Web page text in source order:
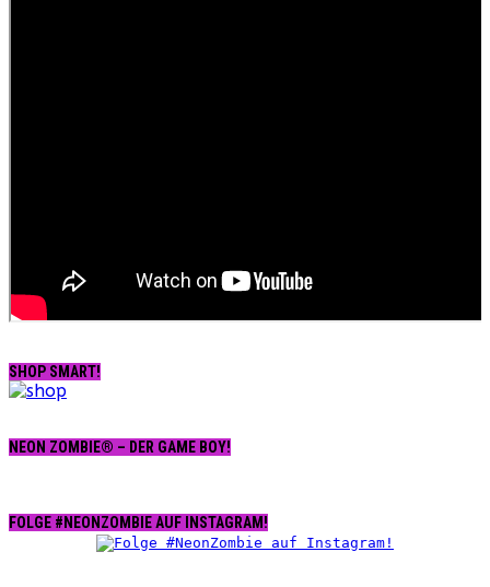
SHOP SMART!
NEON ZOMBIE® – DER GAME BOY!
FOLGE #NEONZOMBIE AUF INSTAGRAM!